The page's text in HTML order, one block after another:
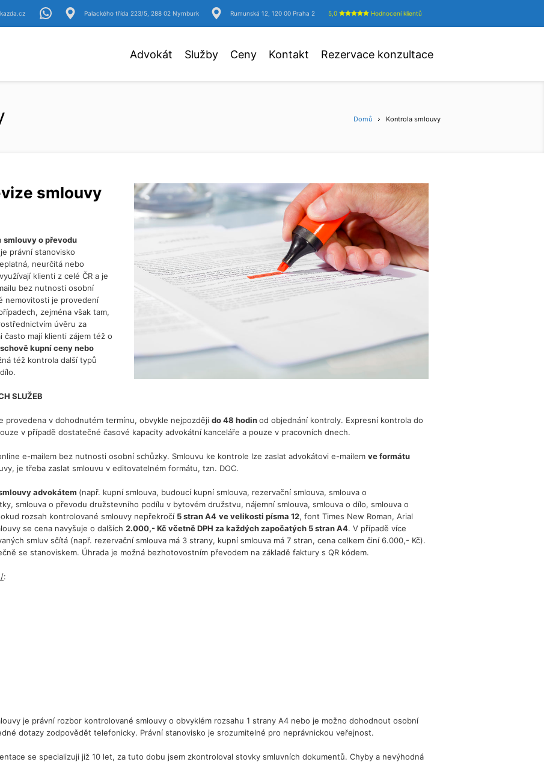
Palackého třída 223/5, 288 02 Nymburk Rumunská 12, 120 00 Praha 2 5,0 Hodnocení klientů
Advokát Služby Ceny Kontakt Rezervace konzultace
Domů Kontrola smlouvy
smlouvy
smlouvy o převodu
právní stanovisko
neurčitá nebo
klienti z celé ČR a je
bez nutnosti osobní
nemovitosti je provedení
zejména však tam,
úvěru za
často mají klienti zájem též o
kupní ceny nebo
též kontrola další typů
SLUŽEB
provedena v dohodnutém termínu, obvykle nejpozději do 48 hodinod objednání kontroly. Expresní kontrola do
v případě dostatečné časové kapacity advokátní kanceláře a pouze v pracovních dnech.
e-mailem bez nutnosti osobní schůzky. Smlouvu ke kontrole lze zaslat advokátovi e-mailem ve formátu
je třeba zaslat smlouvu v editovatelném formátu, tzn. DOC.
advokátem (např. kupní smlouva, budoucí kupní smlouva, rezervační smlouva, smlouva o
smlouva o převodu družstevního podílu v bytovém družstvu, nájemní smlouva, smlouva o dílo, smlouva o
rozsah kontrolované smlouvy nepřekročí 5 stran A4 ve velikosti písma 12, font Times New Roman, Arial
se cena navyšuje o dalších 2.000,- Kč včetně DPH za každých započatých 5 stran A4. V případě více
smluv sčítá (např. rezervační smlouva má 3 strany, kupní smlouva má 7 stran, cena celkem činí 6.000,- Kč).
se stanoviskem. Úhrada je možná bezhotovostním převodem na základě faktury s QR kódem.
:
je právní rozbor kontrolované smlouvy o obvyklém rozsahu 1 strany A4 nebo je možno dohodnout osobní
dotazy zodpovědět telefonicky. Právní stanovisko je srozumitelné pro neprávnickou veřejnost.
se specializuji již 10 let, za tuto dobu jsem zkontroloval stovky smluvních dokumentů. Chyby a nevýhodná